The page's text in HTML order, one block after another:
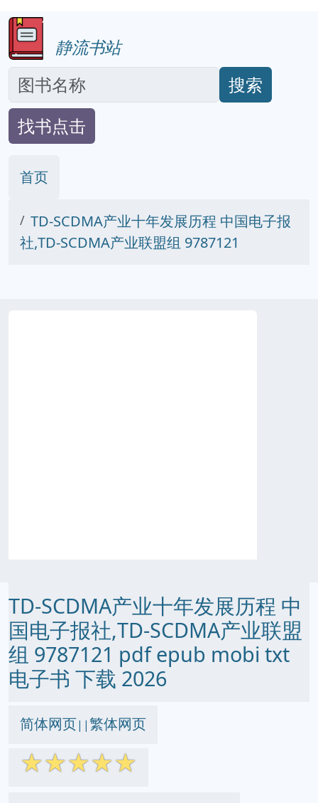
静流书站
搜索
找书点击
首页
TD-SCDMA产业十年发展历程 中国电子报
社,TD-SCDMA产业联盟组 9787121
TD-SCDMA产业十年发展历程 中
国电子报社,TD-SCDMA产业联盟
组 9787121 pdf epub mobi txt
电子书 下载 2026
简体网页||繁体网页
☆☆☆☆☆